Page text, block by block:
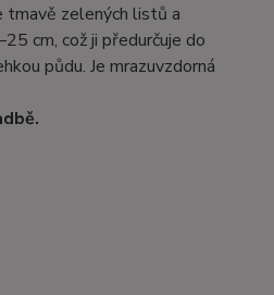
zelených listů a
cm, což ji předurčuje do
půdu. Je mrazuvzdorná